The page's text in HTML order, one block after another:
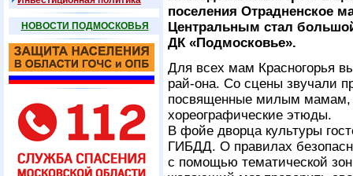
НОВОСТИ ПОДМОСКОВЬЯ
поселения Отрадненское
Центральным стал
ДК «Подмосковье».
Для всех мам Красногорья
рай-она. Со сцены звучали
посвященные милым мамам,
хореографические этюды.
В фойе дворца культуры
ГИБДД. О правилах
с помощью тематической